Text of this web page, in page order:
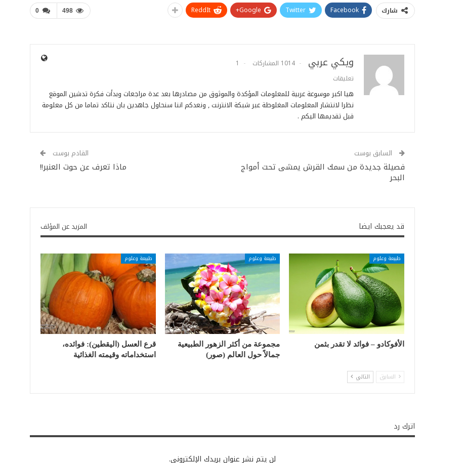
0 498 شارك Facebook
Twitter
Google+
ReddIt
ويكي عربي 1014 المشاركات
1
تعليقات
هيا اكبر موسوعة عربية للمعلومات المؤكدة والموثوق من مصادرها بعد عدة مراجعات وبدأت فكرة تدشين الموقع
نظرا لانتشار المعلومات المغلوطة عبر شبكة الانترنت , ونعدكم اننا سنحاول جاهدين بان نتاكد تماما من كل معلومة
قبل تقديمها اليكم .
السابق بوست
فصيلة جديدة من سمك القرش يمشى تحت أمواج
البحر
القادم بوست
ماذا تعرف عن حوت العنبر!!
قد يعجبك ايضا المزيد عن المؤلف
طبيعة وعلوم
الأفوكادو – فوائد لا تقدر بثمن
طبيعة وعلوم
مجموعة من أكثر الزهور الطبيعية
جمالاً حول العالم (صور)
طبيعة وعلوم
قرع العسل (اليقطين): فوائده،
استخداماته وقيمته الغذائية
السابق التالي
اترك رد
لن يتم نشر عنوان بريدك الإلكتروني.